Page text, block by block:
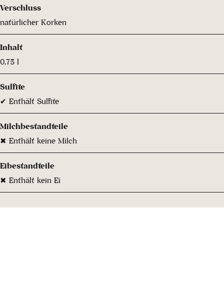
Verschluss
natürlicher Korken
Inhalt
0.75 l
Sulfite
✔ Enthält Sulfite
Milchbestandteile
✖ Enthält keine Milch
Eibestandteile
✖ Enthält kein Ei